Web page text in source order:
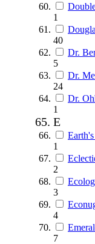
1
40
Dr.
5
Dr.
24
Dr.
1
E
1
2
3
4
7